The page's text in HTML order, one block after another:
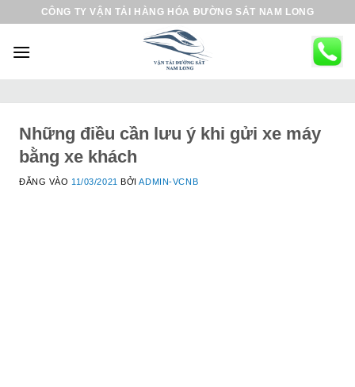
CÔNG TY VẬN TẢI HÀNG HÓA ĐƯỜNG SẮT NAM LONG
Những điều cần lưu ý khi gửi xe máy
bằng xe khách
ĐĂNG VÀO 11/03/2021 BỞIADMIN-VCNB